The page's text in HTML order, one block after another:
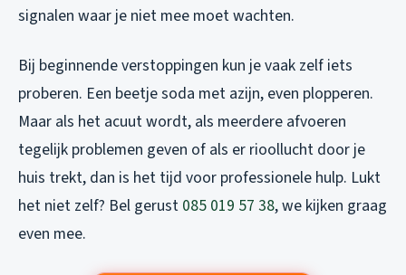
signalen waar je niet mee moet wachten.
Bij beginnende verstoppingen kun je vaak zelf iets
proberen. Een beetje soda met azijn, even plopperen.
Maar als het acuut wordt, als meerdere afvoeren
tegelijk problemen geven of als er rioollucht door je
huis trekt, dan is het tijd voor professionele hulp. Lukt
het niet zelf? Bel gerust 085 019 57 38, we kijken graag
even mee.